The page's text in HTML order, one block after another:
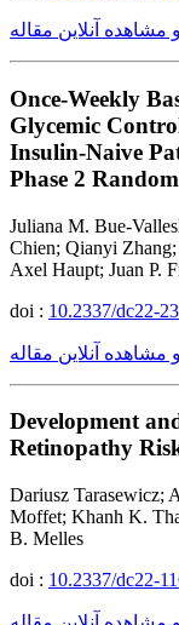
مشاهده آنلاین مقاله
Once-Weekly
Glycemic
Insulin-Naive
Phase 2
Juliana M. Bue-
Chien; Qianyi
Axel Haupt; Juan P.
doi : 10.2337/dc22-
مشاهده آنلاین مقاله
Development
Retinopathy
Dariusz Tarasewicz;
Moffet; Khanh K.
B. Melles
doi : 10.2337/dc22-